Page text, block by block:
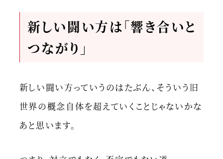
新しい闘い方は「響き合いと
つながり」
新しい闘い方っていうのはたぶん、そういう旧
世界の概念自体を超えていくことじゃないかな
あと思います。